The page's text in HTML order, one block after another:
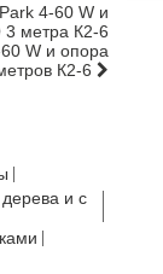
4-60 W и
метра К2-6
W и опора
К2-6
и с